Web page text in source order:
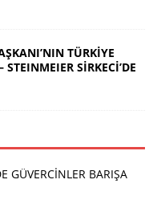
TÜRKİYE
SİRKECİ’DE
GÜVERCİNLER BARIŞA